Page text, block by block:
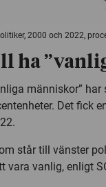
2000 och 2022,
ha
människor”
Det fick
står till vänster
vara vanlig, enligt